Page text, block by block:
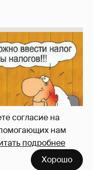
согласие на
нам
подробнее
Хорошо
налоги? (или:
когда мы